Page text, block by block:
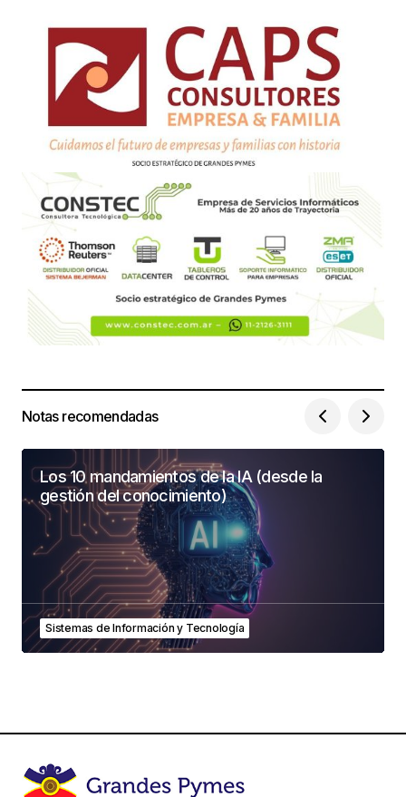
Notas recomendadas
Los 10 mandamientos de la IA (desde la
gestión del conocimiento)
Sistemas de Información y Tecnología